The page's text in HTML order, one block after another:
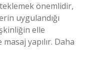
önemlidir,
uygulandığı
elle
yapılır. Daha